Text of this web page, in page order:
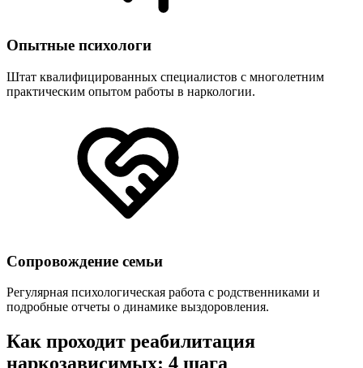
Опытные психологи
Штат квалифицированных специалистов с многолетним
практическим опытом работы в наркологии.
Сопровождение семьи
Регулярная психологическая работа с родственниками и
подробные отчеты о динамике выздоровления.
Как проходит реабилитация
наркозависимых: 4 шага